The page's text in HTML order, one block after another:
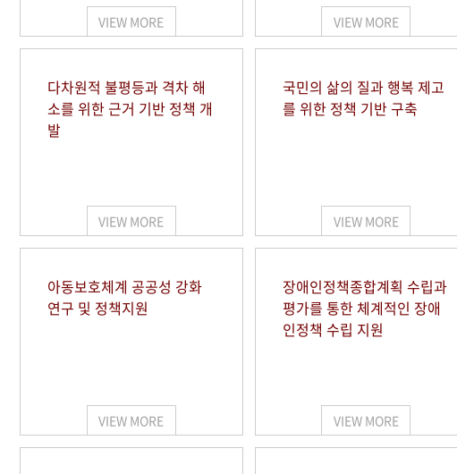
VIEW MORE VIEW MORE
다차원적 불평등과 격차 해
소를 위한 근거 기반 정책 개
발
VIEW MORE
국민의 삶의 질과 행복 제고
를 위한 정책 기반 구축
VIEW MORE
아동보호체계 공공성 강화
연구 및 정책지원
VIEW MORE
장애인정책종합계획 수립과
평가를 통한 체계적인 장애
인정책 수립 지원
VIEW MORE